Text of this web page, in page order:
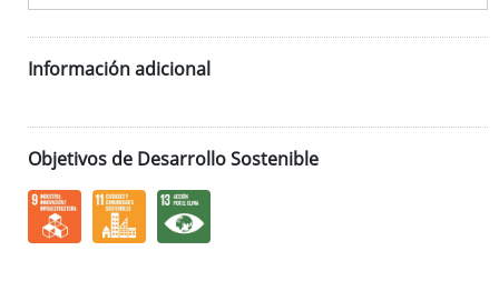
Información adicional
Objetivos de Desarrollo Sostenible